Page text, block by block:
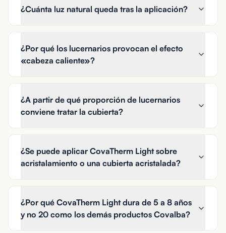
¿Cuánta luz natural queda tras la aplicación?
¿Por qué los lucernarios provocan el efecto
«cabeza caliente»?
¿A partir de qué proporción de lucernarios
conviene tratar la cubierta?
¿Se puede aplicar CovaTherm Light sobre
acristalamiento o una cubierta acristalada?
¿Por qué CovaTherm Light dura de 5 a 8 años
y no 20 como los demás productos Covalba?